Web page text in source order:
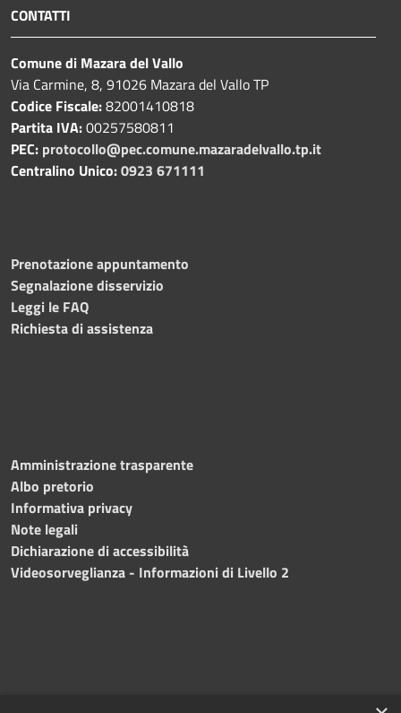
CONTATTI
Comune di Mazara del Vallo
Via Carmine, 8, 91026 Mazara del Vallo TP
Codice Fiscale:82001410818
Partita IVA:00257580811
PEC: protocollo@pec.comune.mazaradelvallo.tp.it
Centralino Unico:0923 671111
Prenotazione appuntamento
Segnalazione disservizio
Leggi le FAQ
Richiesta di assistenza
Amministrazione trasparente
Albo pretorio
Informativa privacy
Note legali
Dichiarazione di accessibilità
Videosorveglianza - Informazioni di Livello 2